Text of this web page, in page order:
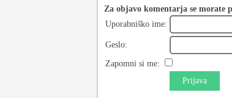
Za objavo komentarja se morate
Uporabniško ime:
Geslo:
Zapomni si me:
Prijava